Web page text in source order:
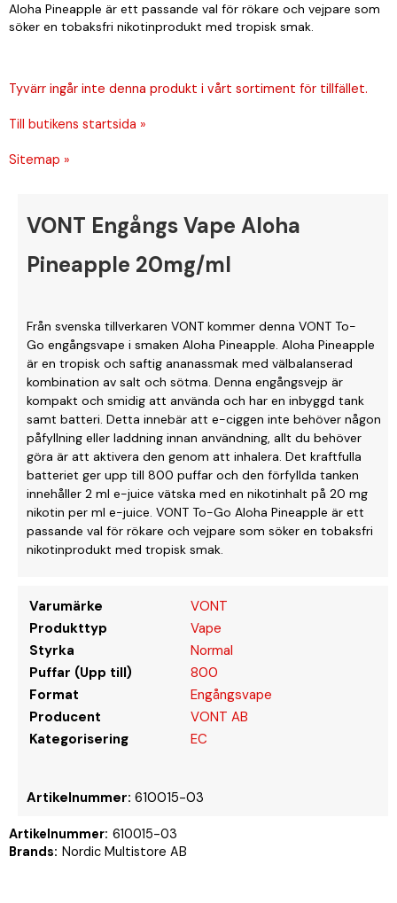
Aloha Pineapple är ett passande val för rökare och vejpare som
söker en tobaksfri nikotinprodukt med tropisk smak.
Tyvärr ingår inte denna produkt i vårt sortiment för tillfället.
Till butikens startsida »
Sitemap »
VONT Engångs Vape Aloha
Pineapple 20mg/ml
Från svenska tillverkaren VONT kommer denna VONT To-
Go engångsvape i smaken Aloha Pineapple. Aloha Pineapple
är en tropisk och saftig ananassmak med välbalanserad
kombination av salt och sötma. Denna engångsvejp är
kompakt och smidig att använda och har en inbyggd tank
samt batteri. Detta innebär att e-ciggen inte behöver någon
påfyllning eller laddning innan användning, allt du behöver
göra är att aktivera den genom att inhalera. Det kraftfulla
batteriet ger upp till 800 puffar och den förfyllda tanken
innehåller 2 ml e-juice vätska med en nikotinhalt på 20 mg
nikotin per ml e-juice. VONT To-Go Aloha Pineapple är ett
passande val för rökare och vejpare som söker en tobaksfri
nikotinprodukt med tropisk smak.
Varumärke
VONT
Produkttyp
Vape
Styrka
Normal
Puffar (Upp till)
800
Format
Engångsvape
Producent
VONT AB
Kategorisering
EC
Artikelnummer: 610015-03
Artikelnummer: 610015-03
Brands: Nordic Multistore AB